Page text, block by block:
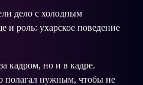
дело с холодным
и роль: ухарское поведение
кадром, но и в кадре.
полагал нужным, чтобы не